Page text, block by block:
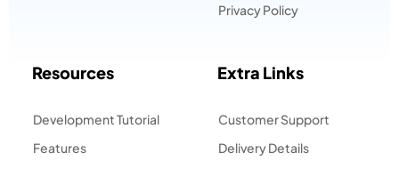
Privacy Policy
Resources
Development Tutorial
Features
Extra Links
Customer Support
Delivery Details